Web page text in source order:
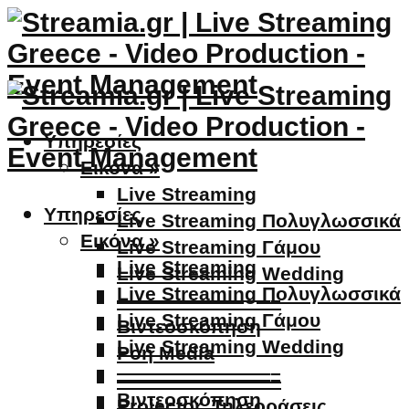
Υπηρεσίες
Εικόνα »
Live Streaming
Live Streaming Πολυγλωσσικά
Live Streaming Γάμου
Live Streaming Wedding
————————–
Βιντεοσκόπηση
Ροή Media
————————–
Υπηρεσίες
Εικόνα »
Live Streaming
Live Streaming Πολυγλωσσικά
Live Streaming Γάμου
Live Streaming Wedding
————————–
Βιντεοσκόπηση